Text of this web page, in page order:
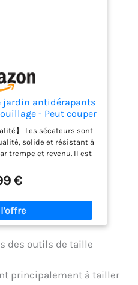
jardin antidérapants
- Peut couper
des plantes de
- Réparation du
de jardin
】 Les sécateurs sont
solide et résistant à
trempe et revenu. Il est
couper de manière
diamètre de 0 à 20 mm,
de rebond】 Le
intégré, qui
utilisé, peut fournir une
efficacement la force
antidérapante, ce qui
€
des outils de taille
principalement à tailler